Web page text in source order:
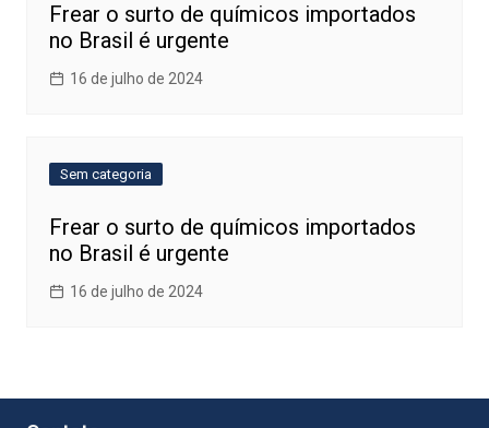
Frear o surto de químicos importados
no Brasil é urgente
16 de julho de 2024
Sem categoria
Frear o surto de químicos importados
no Brasil é urgente
16 de julho de 2024